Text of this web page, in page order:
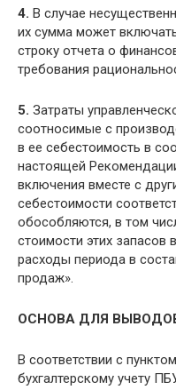
4. В случае
их сумма может
строку отчета о
требования
5. Затраты
соотносимые с
в ее себестоимость в
настоящей
включения вместе с
себестоимости
обособляются, в том
стоимости этих запасов
расходы периода в
продаж».
ОСНОВА ДЛЯ
В соответствии с
бухгалтерскому учету